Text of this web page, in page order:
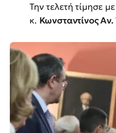
Την τελετή τίμησε
κ. Κωνσταντίνος